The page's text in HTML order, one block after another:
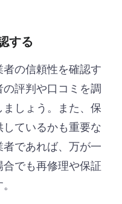
する
の信頼性を確認す
評判や口コミを調
しょう。また、保
ているかも重要な
であれば、万が一
でも再修理や保証